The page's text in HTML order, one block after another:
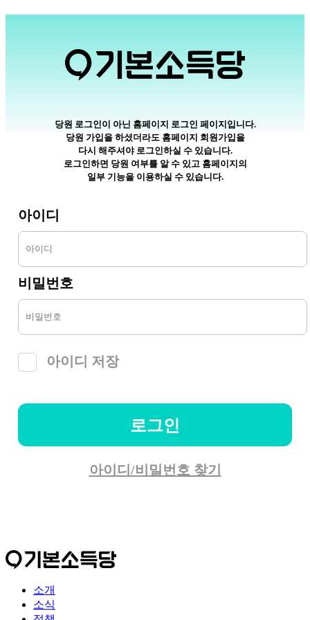
당원 로그인이 아닌 홈페이지 로그인 페이지입니다.
당원 가입을 하셨더라도 홈페이지 회원가입을
다시 해주셔야 로그인하실 수 있습니다.
로그인하면 당원 여부를 알 수 있고 홈페이지의
일부 기능을 이용하실 수 있습니다.
아이디
비밀번호
아이디 저장
로그인
아이디/비밀번호 찾기
소개
소식